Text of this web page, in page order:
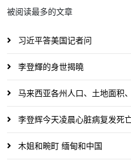
被阅读最多的文章
习近平答美国记者问
李登輝的身世揭曉
马来西亚各州人口、土地面积
李登辉今天凌晨心脏病复发死
木姐和畹町 缅甸和中国